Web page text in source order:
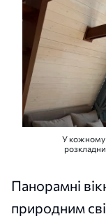
У кожному
Панорамні
природним